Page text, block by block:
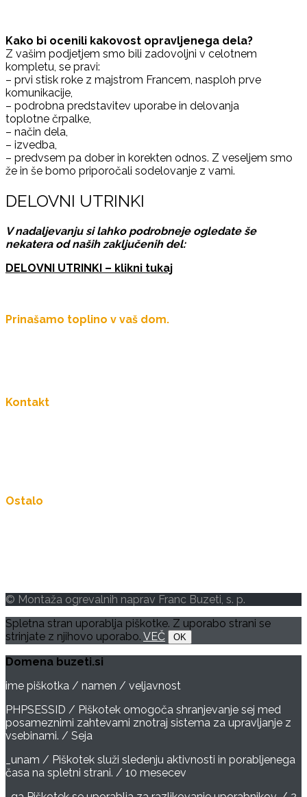
Kako bi ocenili kakovost opravljenega dela?
Z vašim podjetjem smo bili zadovoljni v celotnem
kompletu, se pravi:
– prvi stisk roke z majstrom Francem, nasploh prve
komunikacije,
– podrobna predstavitev uporabe in delovanja
toplotne črpalke,
– način dela,
– izvedba,
– predvsem pa dober in korekten odnos. Z veseljem smo
že in še bomo priporočali sodelovanje z vami.
DELOVNI UTRINKI
V nadaljevanju si lahko podrobneje ogledate še
nekatera od naših zaključenih del:
DELOVNI UTRINKI – klikni tukaj
Prinašamo toplino v vaš dom.
Kontakt
Ostalo
© Montaža ogrevalnih naprav Franc Buzeti, s. p.
Spletna stran uporablja piškotke. Z uporabo strani se
strinjate z njihovo uporabo. VEČ OK
Domena buzeti.si
ime piškotka / namen / veljavnost
PHPSESSID / Piškotek omogoča shranjevanje sej med
posameznimi zahtevami znotraj sistema za upravljanje z
vsebinami. / Seja
_unam / Piškotek služi sledenju aktivnosti in porabljenega
časa na spletni strani. / 10 mesecev